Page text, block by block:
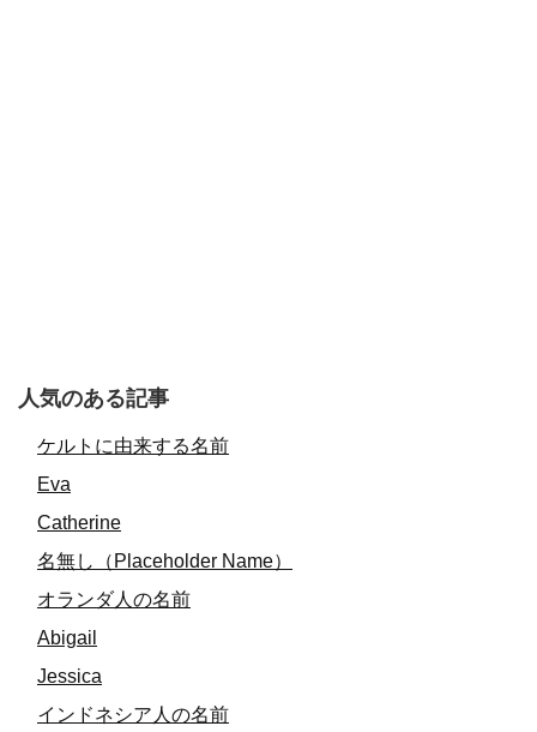
人気のある記事
ケルトに由来する名前
Eva
Catherine
名無し（Placeholder Name）
オランダ人の名前
Abigail
Jessica
インドネシア人の名前